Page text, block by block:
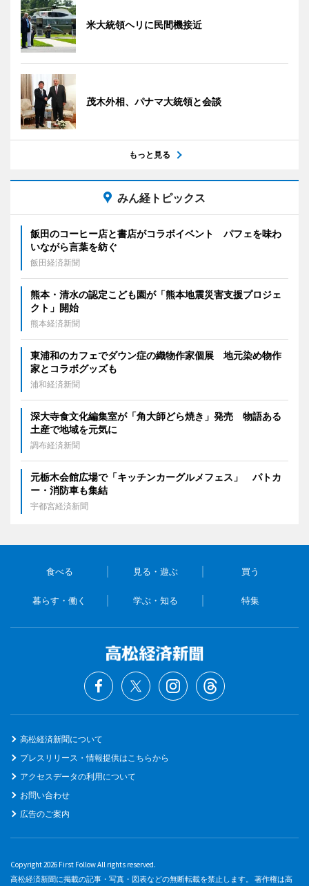
米大統領ヘリに民間機接近
茂木外相、パナマ大統領と会談
もっと見る
みん経トピックス
飯田のコーヒー店と書店がコラボイベント パフェを味わ
いながら言葉を紡ぐ
飯田経済新聞
熊本・清水の認定こども園が「熊本地震災害支援プロジェ
クト」開始
熊本経済新聞
東浦和のカフェでダウン症の織物作家個展 地元染め物作
家とコラボグッズも
浦和経済新聞
深大寺食文化編集室が「角大師どら焼き」発売 物語ある
土産で地域を元気に
調布経済新聞
元栃木会館広場で「キッチンカーグルメフェス」 パトカ
ー・消防車も集結
宇都宮経済新聞
食べる 見る・遊ぶ 買う
暮らす・働く 学ぶ・知る 特集
高松経済新聞について
プレスリリース・情報提供はこちらから
アクセスデータの利用について
お問い合わせ
広告のご案内
Copyright 2026 First Follow All rights reserved.
高松経済新聞に掲載の記事・写真・図表などの無断転載を禁止します。 著作権は高